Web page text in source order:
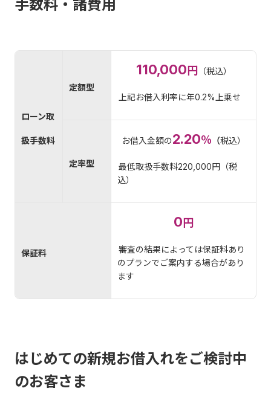
手数料・諸費用
ローン取
扱手数料
定額型
110,000 円 （税込）
上記お借入利率に年0.2%上乗せ
定率型
お借入金額の2.20％ （税込）
最低取扱手数料220,000円（税
込）
保証料
0 円
審査の結果によっては保証料あり
のプランでご案内する場合があり
ます
はじめての新規お借入れをご検討中
のお客さま